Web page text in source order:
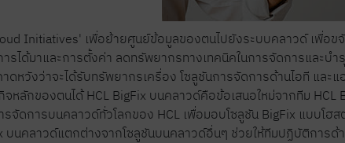
Initiatives' เพื่อย้ายศูนย์ข้อมูลของตนไปยังระบบคลาวด์ เพื่อข
ารได้มาและการตั้งค่า ลดทรัพยากรทางเทคนิคในการจัดการและ
ดหวังว่าจะได้รับทรัพยากรเครื่อง โซลูชันการจัดการด้านไอที แล
จหลักของตนได้ HCL BigFix บนคลาวด์คือข้อเสนอใหม่จากทีม
รจัดการบนคลาวด์ทั่วโลกของ HCL เพื่อมอบโซลูชัน BigFix แบบโ
บนคลาวด์แตกต่างจากโซลูชันบนคลาวด์อื่นๆ ช่วยให้ทีมปฏิบัติการ